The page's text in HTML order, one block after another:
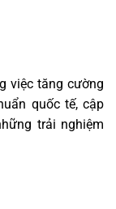
việc tăng cường
quốc tế, cập
trải nghiệm